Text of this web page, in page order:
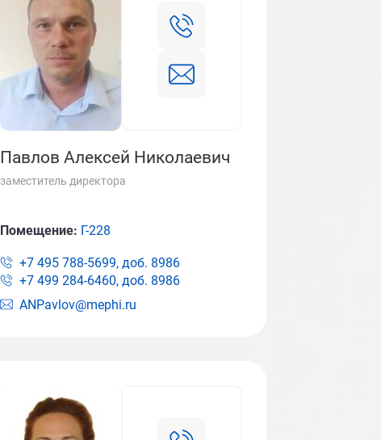
Павлов Алексей Николаевич
заместитель директора
ANPavlov@mephi.ru
Помещение: Г-228
+7 495 788-5699, доб. 8986
+7 499 284-6460, доб. 8986